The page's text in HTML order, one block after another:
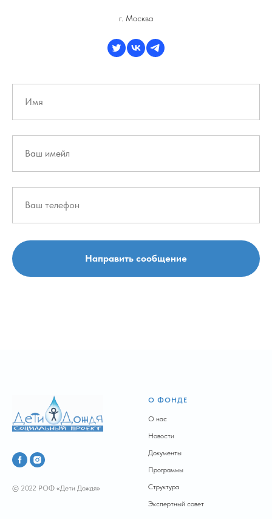
г. Москва
Направить сообщение
© 2022 РОФ «Дети Дождя»
О ФОНДЕ
О нас
Новости
Документы
Программы
Структура
Экспертный совет